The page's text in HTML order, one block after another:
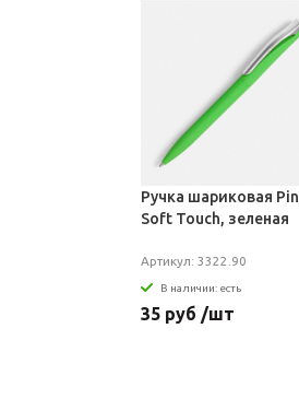
Ручка шариковая Pin
Soft Touch, зеленая
Артикул: 3322.90
В наличии: есть
35 руб /шт